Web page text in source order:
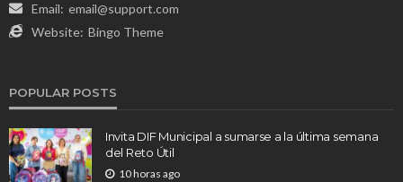
Email: email@support.com
Website: Bingo Theme
POPULAR POSTS
Invita DIF Municipal a sumarse a la última semana
del Reto Útil
10 horas ago